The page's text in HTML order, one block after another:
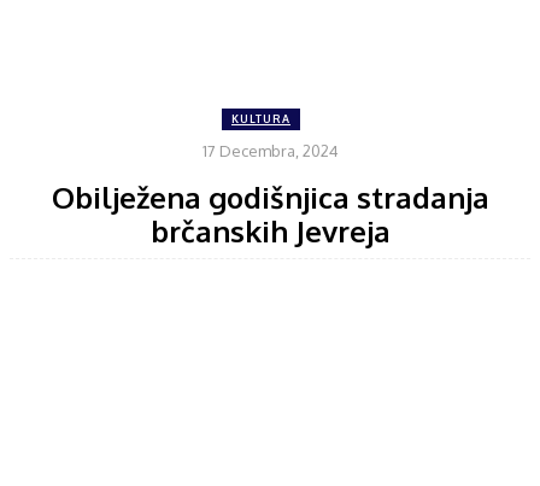
KULTURA
17 Decembra, 2024
Obilježena godišnjica stradanja
brčanskih Jevreja